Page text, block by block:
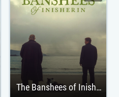
The Banshees of Inisherin